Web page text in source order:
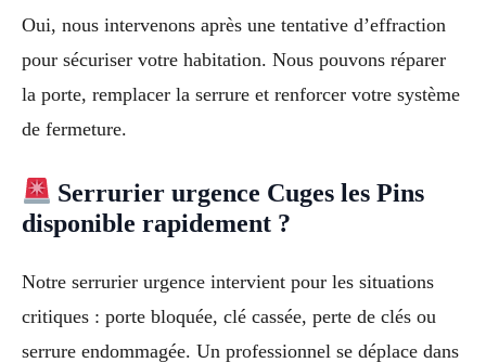
Oui, nous intervenons après une tentative d’effraction
pour sécuriser votre habitation. Nous pouvons réparer
la porte, remplacer la serrure et renforcer votre système
de fermeture.
Serrurier urgence Cuges les Pins
disponible rapidement ?
Notre serrurier urgence intervient pour les situations
critiques : porte bloquée, clé cassée, perte de clés ou
serrure endommagée. Un professionnel se déplace dans